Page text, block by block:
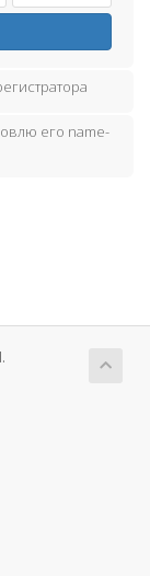
его name-